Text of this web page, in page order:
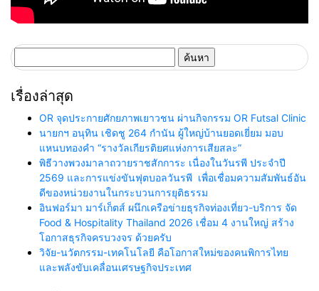
สำหรับ:
เรื่องล่าสุด
OR จุดประกายศักยภาพเยาวชน ผ่านกิจกรรม OR Futsal Clinic
นายกฯ อนุทิน เชิดชู 264 กำนัน ผู้ใหญ่บ้านยอดเยี่ยม มอบ
แหนบทองคำ “รางวัลเกียรติยศแห่งการเสียสละ”
พิธีวางพวงมาลาถวายราชสักการะ เนื่องในวันรพี ประจำปี
2569 และการแข่งขันฟุตบอลวันรพี เพื่อเชื่อมความสัมพันธ์อัน
ดีของหน่วยงานในกระบวนการยุติธรรม
อินฟอร์มา มาร์เก็ตส์ ผนึกเครือข่ายธุรกิจท่องเที่ยว-บริการ จัด
Food & Hospitality Thailand 2026 เชื่อม 4 งานใหญ่ สร้าง
โอกาสธุรกิจครบวงจร ด้วยครับ
วิจัย-นวัตกรรม-เทคโนโลยี คือโอกาสใหม่ของคนพิการไทย
และพลังขับเคลื่อนเศรษฐกิจประเทศ